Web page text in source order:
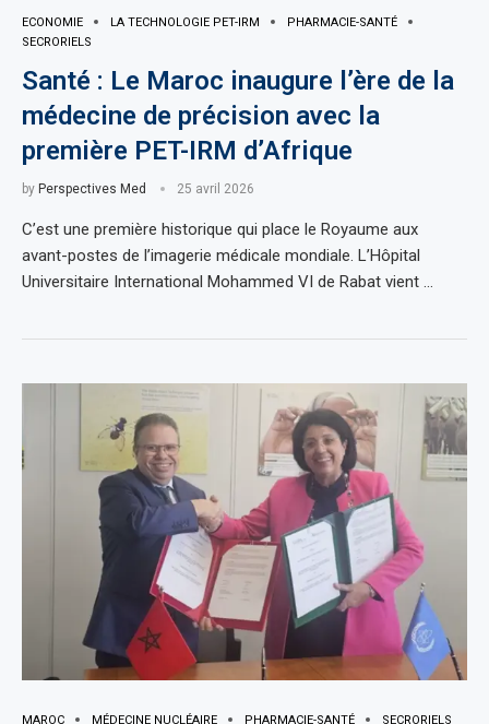
ECONOMIE LA TECHNOLOGIE PET-IRM
PHARMACIE-SANTÉ
SECRORIELS
Santé : Le Maroc inaugure l’ère de la
médecine de précision avec la
première PET-IRM d’Afrique
by Perspectives Med 25 avril 2026
C’est une première historique qui place le Royaume aux
avant-postes de l’imagerie médicale mondiale. L’Hôpital
Universitaire International Mohammed VI de Rabat vient …
MAROC MÉDECINE NUCLÉAIRE PHARMACIE-SANTÉ SECRORIELS